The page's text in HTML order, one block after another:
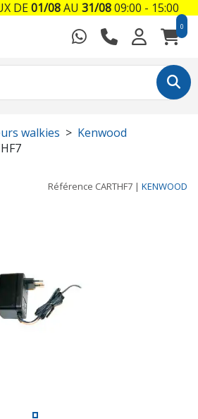
0
walkies
Kenwood
Référence CARTHF7 | KENWOOD
DE01/08AU 31/0809:00 - 15:00